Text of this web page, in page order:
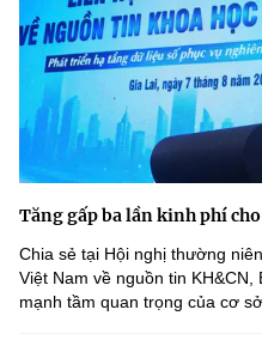
Tăng gấp ba lần kinh phí
Chia sẻ tại Hội nghị thường
Việt Nam về nguồn tin
mạnh tầm quan trọng của cơ